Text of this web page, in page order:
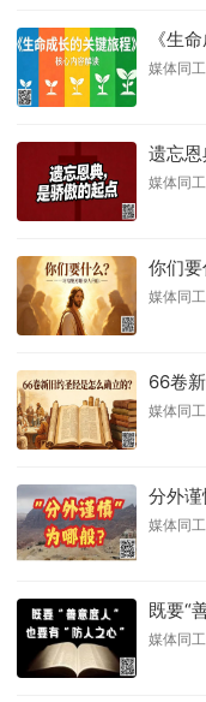
《生
媒体同
遗忘
媒体同
你们
媒体同
66卷
媒体同
分外谨
媒体同
既要“
媒体同